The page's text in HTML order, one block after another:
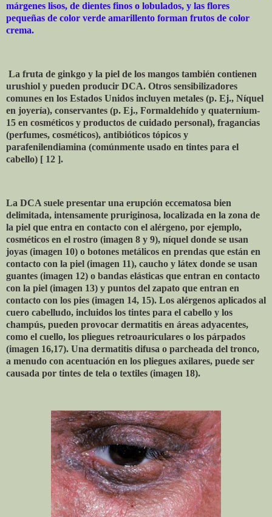
márgenes lisos, de dientes finos o lobulados, y las flores
pequeñas de color verde amarillento forman frutos de color
crema.
La fruta de ginkgo y la piel de los mangos también contienen
urushiol y pueden producir DCA. Otros sensibilizadores
comunes en los Estados Unidos incluyen metales (p. Ej., Níquel
en joyería), conservantes (p. Ej., Formaldehído y quaternium-
15 en cosméticos y productos de cuidado personal), fragancias
(perfumes, cosméticos), antibióticos tópicos y
parafenilendiamina (comúnmente usado en tintes para el
cabello) [ 12 ].
La DCA suele presentar una erupción eccematosa bien
delimitada, intensamente pruriginosa, localizada en la zona de
la piel que entra en contacto con el alérgeno, por ejemplo,
cosméticos en el rostro (imagen 8 y 9), níquel donde se usan
joyas (imagen 10) o botones metálicos en prendas que están en
contacto con la piel (imagen 11), caucho y látex donde se usan
guantes (imagen 12) o bandas elásticas que entran en contacto
con la piel (imagen 13) y puntos del zapato que entran en
contacto con los pies (imagen 14, 15). Los alérgenos aplicados al
cuero cabelludo, incluidos los tintes para el cabello y los
champús, pueden provocar dermatitis en áreas adyacentes,
como el cuello, los pliegues retroauriculares o los párpados
(imagen 16,17). Una dermatitis difusa o parcheada del tronco,
a menudo con acentuación en los pliegues axilares, puede ser
causada por tintes de tela o textiles (imagen 18).